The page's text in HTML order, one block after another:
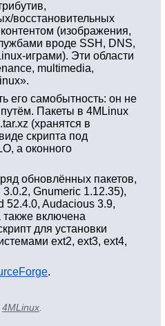
восстановительных
(изображения,
вроде SSH, DNS,
играми). Эти области
multimedia,
его самобытность: он не
Пакеты в 4MLinux
(хранятся в
скрипта под
а оконного
обновлённых пакетов,
Gnumeric 1.12.35),
52.4.0, Audacious 3.9,
включена
для установки
ext2, ext3, ext4,
.
4MLinux